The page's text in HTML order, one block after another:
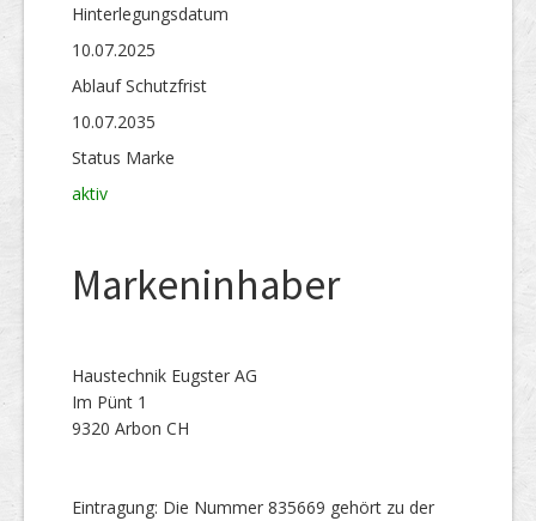
Hinterlegungs­datum
10.07.2025
Ablauf Schutzfrist
10.07.2035
Status Marke
aktiv
Markeninhaber
Haustechnik Eugster AG
Im Pünt 1
9320 Arbon CH
Eintragung: Die Nummer 835669 gehört zu der